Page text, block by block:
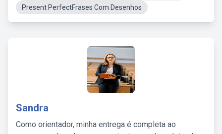
Present PerfectFrases Com Desenhos
Sandra
Como orientador, minha entrega é completa ao